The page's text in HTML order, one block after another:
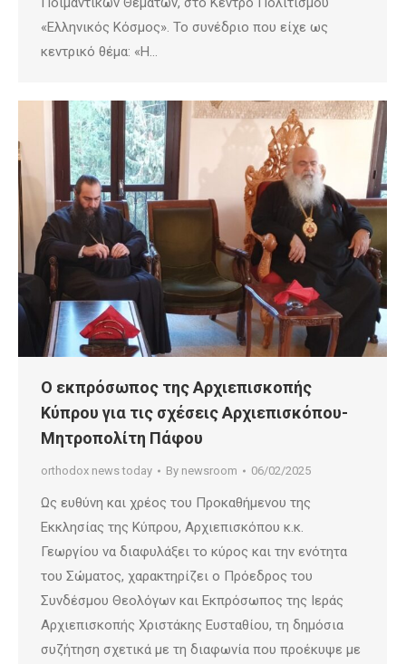
«Ελληνικός Κόσμος». Το συνέδριο που είχε ως
κεντρικό θέμα: «Η…
Ο εκπρόσωπος της Αρχιεπισκοπής
Κύπρου για τις σχέσεις Αρχιεπισκόπου-
Μητροπολίτη Πάφου
orthodox news today By newsroom 06/02/2025
Ως ευθύνη και χρέος του Προκαθήμενου της
Εκκλησίας της Κύπρου, Αρχιεπισκόπου κ.κ.
Γεωργίου να διαφυλάξει το κύρος και την ενότητα
του Σώματος, χαρακτηρίζει ο Πρόεδρος του
Συνδέσμου Θεολόγων και Εκπρόσωπος της Ιεράς
Αρχιεπισκοπής Χριστάκης Ευσταθίου, τη δημόσια
συζήτηση σχετικά με τη διαφωνία που προέκυψε με